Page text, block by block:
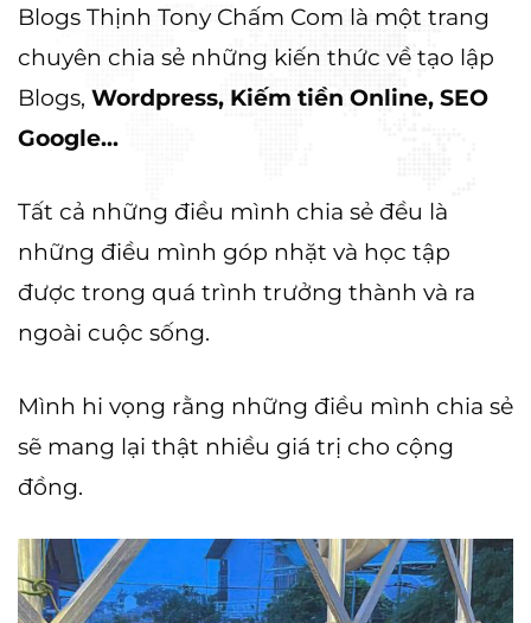
Blogs Thịnh Tony Chấm Com là một trang
chuyên chia sẻ những kiến thức về tạo lập
Blogs, Wordpress, Kiếm tiền Online, SEO
Google...
Tất cả những điều mình chia sẻ đều là
những điều mình góp nhặt và học tập
được trong quá trình trưởng thành và ra
ngoài cuộc sống.
Mình hi vọng rằng những điều mình chia sẻ
sẽ mang lại thật nhiều giá trị cho cộng
đồng.